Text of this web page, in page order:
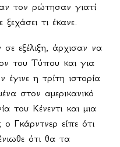
τον ρώτησαν γιατί
τι έκανε.
εξέλιξη, άρχισαν να
του Τύπου και για
η τρίτη ιστορία
στον αμερικανικό
του Κένεντι και μια
Γκάρντνερ είπε ότι
ότι θα τα